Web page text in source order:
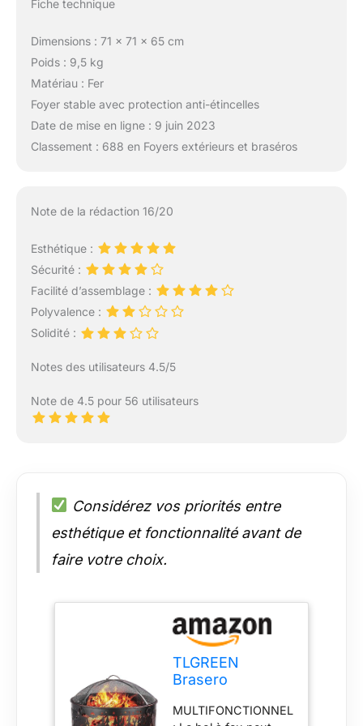
Fiche technique
Dimensions : 71 x 71 x 65 cm
Poids : 9,5 kg
Matériau : Fer
Foyer stable avec protection anti-étincelles
Date de mise en ligne : 9 juin 2023
Classement : 688 en Foyers extérieurs et braséros
Note de la rédaction 16/20
Esthétique :
Sécurité :
Facilité d’assemblage :
Polyvalence :
Solidité :
Notes des utilisateurs 4.5/5
Note de 4.5 pour 56 utilisateurs
Considérez vos priorités entre
esthétique et fonctionnalité avant de
faire votre choix.
TLGREEN
Brasero
Jardin, brasero
MULTIFONCTIONNEL